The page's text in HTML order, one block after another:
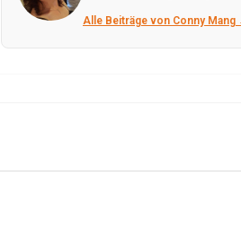
Alle Beiträge von Conny Mang